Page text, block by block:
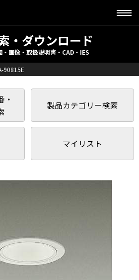
・ダウンロード
・画像・取扱説明書・CAD・IES
90815E
・
製品カテゴリー検索
マイリスト